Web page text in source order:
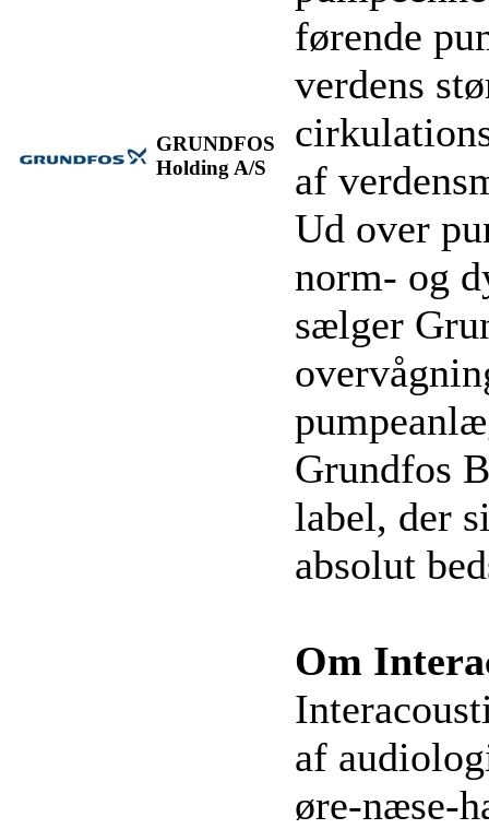
GRUNDFOS
Holding A/S
førende
verdens
af
Ud over
norm- og
sælger
Grundfos
label, der
absolut
Om
af
øre-næse-